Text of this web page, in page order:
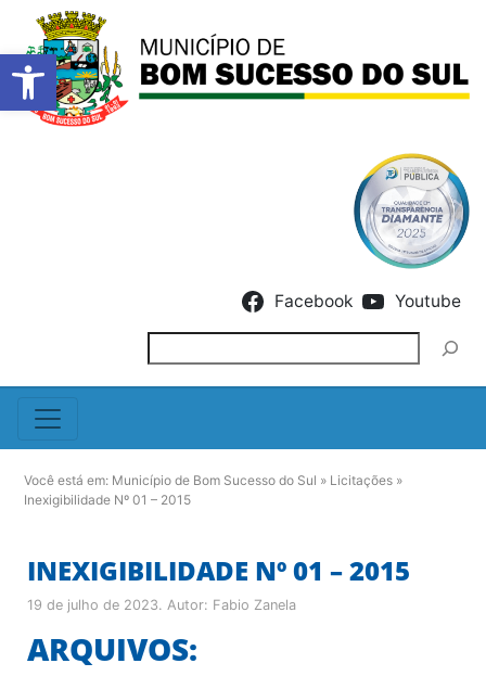
Barra de Ferramentas
Facebook Youtube
Você está em: Município de Bom Sucesso do Sul » Licitações »
Inexigibilidade Nº 01 – 2015
INEXIGIBILIDADE Nº 01 – 2015
19 de julho de 2023. Autor: Fabio Zanela
ARQUIVOS: